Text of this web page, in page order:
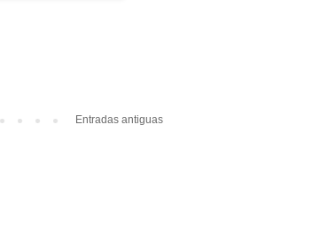
Entradas antiguas